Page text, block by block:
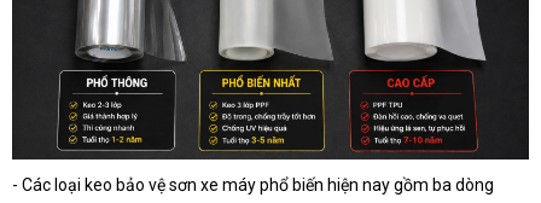
- Các loại keo bảo vệ sơn xe máy phổ biến hiện nay gồm ba dòng